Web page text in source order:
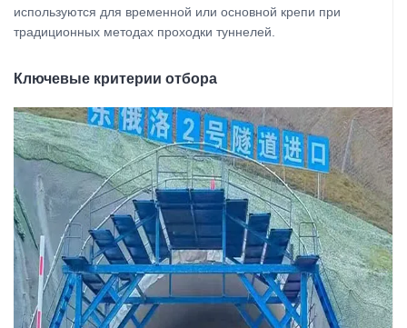
используются для временной или основной крепи при
традиционных методах проходки туннелей.
Ключевые критерии отбора